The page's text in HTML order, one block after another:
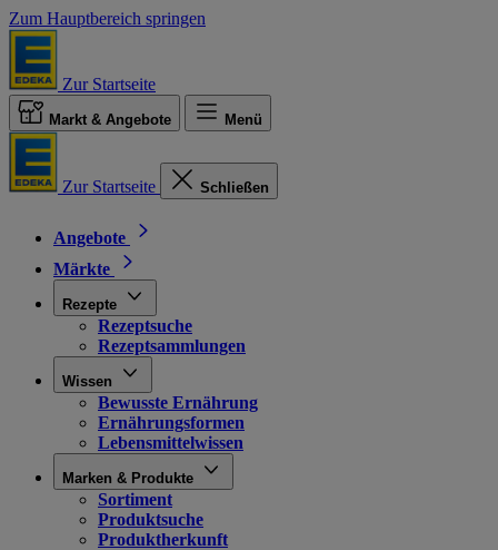
Zum Hauptbereich springen
Zur Startseite
Markt & Angebote Menü
Zur Startseite Schließen
Angebote
Märkte
Rezepte
Rezeptsuche
Rezeptsammlungen
Wissen
Bewusste Ernährung
Ernährungsformen
Lebensmittelwissen
Marken & Produkte
Sortiment
Produktsuche
Produktherkunft